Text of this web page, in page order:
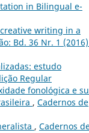
in Bilingual e-
writing in a
Bd. 36 Nr. 1
estudo
Regular
fonológica e
, Cadernos de
, Cadernos